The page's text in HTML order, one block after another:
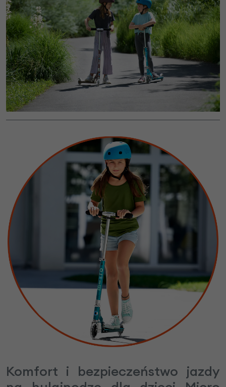
Komfort i bezpieczeństwo jazdy